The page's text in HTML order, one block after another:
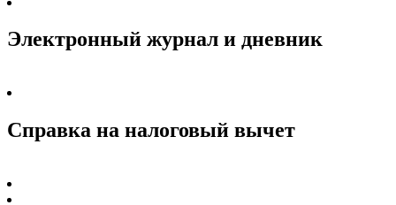
Электронный журнал и дневник
Справка на налоговый вычет